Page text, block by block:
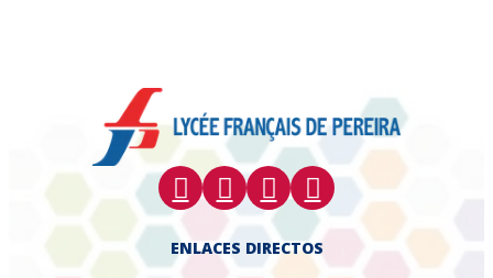
ENLACES DIRECTOS